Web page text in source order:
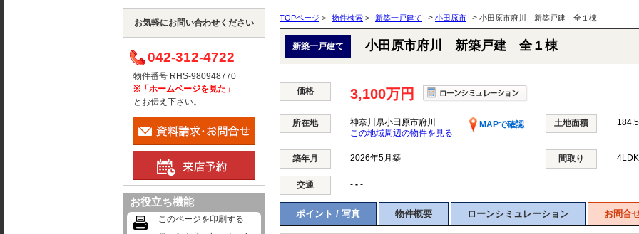
TOPページ > 物件検索 > 新築一戸建て > 小田原市 > 小田原市府川 新築戸建 全１棟
新築一戸建て 小田原市府川 新築戸建 全１棟
価格 3,100万円
所在地 神奈川県小田原市府川
MAPで確認
この地域周辺の物件を見る
土地面積
築年月 2026年5月築 間取り
交通 - - -
ポイント / 写真 物件概要 ローンシミュレーション お問合
お気軽にお問い合わせください
042-312-4722
物件番号 RHS-980948770
※「ホームページを見た」
とお伝え下さい。
お役立ち機能
このページを印刷する